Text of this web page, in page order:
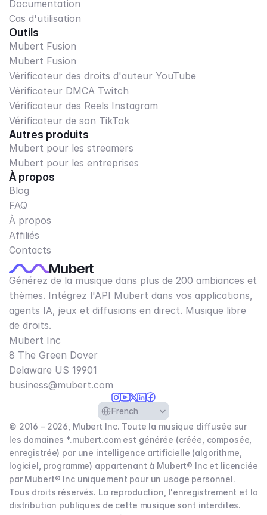
Documentation
Cas d'utilisation
Outils
Mubert Fusion
Mubert Fusion
Vérificateur des droits d'auteur YouTube
Vérificateur DMCA Twitch
Vérificateur des Reels Instagram
Vérificateur de son TikTok
Autres produits
Mubert pour les streamers
Mubert pour les entreprises
À propos
Blog
FAQ
À propos
Affiliés
Contacts
Générez de la musique dans plus de 200 ambiances et
thèmes. Intégrez l'API Mubert dans vos applications,
agents IA, jeux et diffusions en direct. Musique libre
de droits.
Mubert Inc
8 The Green Dover
Delaware US 19901​
business@mubert.com
Select Language
French
© 2016 – 2026, Mubert Inc. Toute la musique diffusée sur
les domaines *.mubert.com est générée (créée, composée,
enregistrée) par une intelligence artificielle (algorithme,
logiciel, programme) appartenant à Mubert® Inc et licenciée
par Mubert® Inc uniquement pour un usage personnel.
Tous droits réservés. La reproduction, l'enregistrement et la
distribution publiques de cette musique sont interdites.